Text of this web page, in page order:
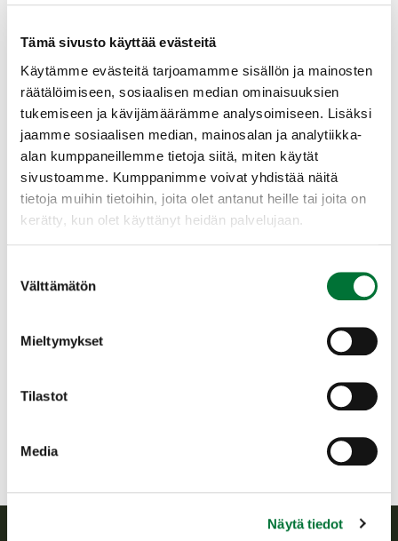
Tämä sivusto käyttää evästeitä
Käytämme evästeitä tarjoamamme sisällön ja mainosten
räätälöimiseen, sosiaalisen median ominaisuuksien
tukemiseen ja kävijämäärämme analysoimiseen. Lisäksi
jaamme sosiaalisen median, mainosalan ja analytiikka-
alan kumppaneillemme tietoja siitä, miten käytät
sivustoamme. Kumppanimme voivat yhdistää näitä
tietoja muihin tietoihin, joita olet antanut heille tai joita on
kerätty, kun olet käyttänyt heidän palvelujaan.
valinta
Välttämätön
Mieltymykset
Tilastot
Media
Näytä tiedot
siitä, että laitteesi akku on täyteen ladattu ja
Jos teet kokeen paperisena, varaa mukaan
lyijykynä ja kumi (henkilötunnus kirjattava
tenttilomakkeeseen).
Osallistumismaksu 20 €/suorituskerta
(käteinen tai Oma riista -verkkomaksu). Hanki
tunnukset Oma riista -järjestelmään, se
helpottaa tutkintoon kirjautumista.
https://oma.riista.fi.
Etelä-Savo
juva@rhy.riista.fi
5287594